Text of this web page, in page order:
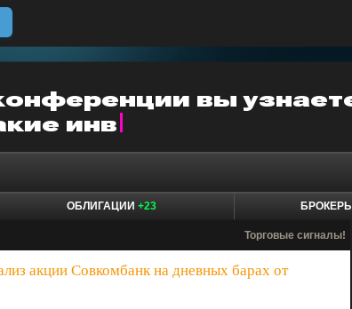
ОБЛИГАЦИИ +23 БРОКЕРЫ
Торговые сигналы!
акции Совкомбанк на дневных барах от